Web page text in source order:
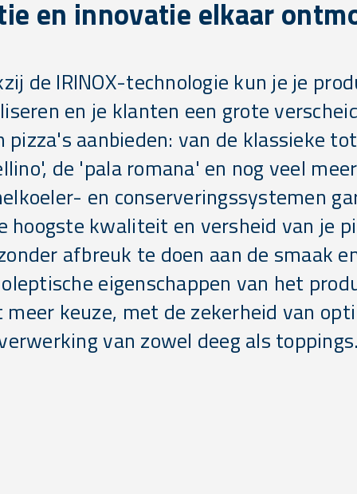
en innovatie elkaar
de IRINOX-technologie kun je je
en je klanten een grote
pizza's aanbieden: van de klassieke
de 'pala romana' en nog veel
en conserveringssystemen
hoogste kwaliteit en versheid van je
afbreuk te doen aan de smaak
eigenschappen van het
meer keuze, met de zekerheid van
van zowel deeg als